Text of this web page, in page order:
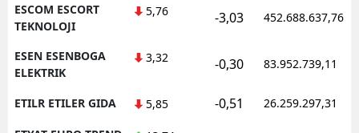
ESCOM ESCORT
TEKNOLOJI
5,76 -3,03 452.688.637,76
ESEN ESENBOGA
ELEKTRIK
3,32 -0,30 83.952.739,11
ETILR ETILER GIDA 5,85 -0,51 26.259.297,31